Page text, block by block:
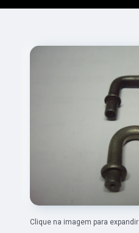
Clique na imagem para expandir